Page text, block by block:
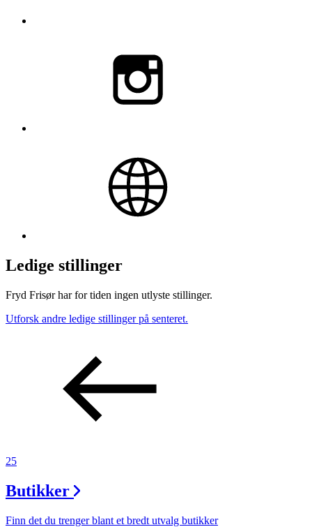
Ledige stillinger
Fryd Frisør har for tiden ingen utlyste stillinger.
Utforsk andre ledige stillinger på senteret.
25
Butikker
Finn det du trenger blant et bredt utvalg butikker